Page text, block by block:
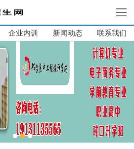
网站首页
中专招生
单招集训
大学生培训
企业内训
关于我们
企业内训 新闻动态 联系我们